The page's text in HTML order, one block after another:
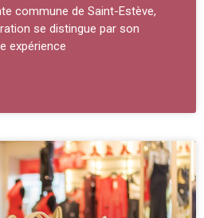
commune de Saint-Estève,
se distingue par son
expérience